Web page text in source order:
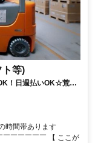
ト等)
！日週払いOK☆荒本
時間帯あります
￣￣￣￣ 【 ここが